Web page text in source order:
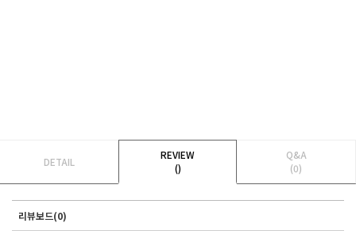
DETAIL
REVIEW
()
Q&A
(0)
리뷰보드(0)